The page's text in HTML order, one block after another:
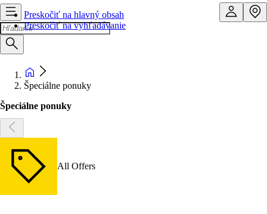
Preskočiť na hlavný obsah
Preskočiť na vyhľadávanie
Špeciálne ponuky
Špeciálne ponuky
All Offers